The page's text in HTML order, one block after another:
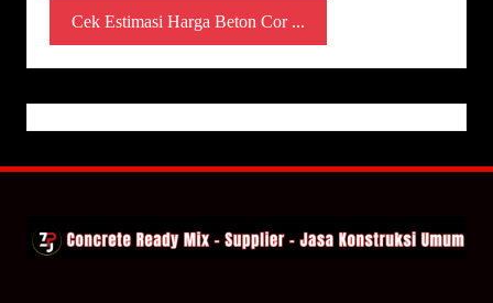
Cek Estimasi Harga Beton Cor ...